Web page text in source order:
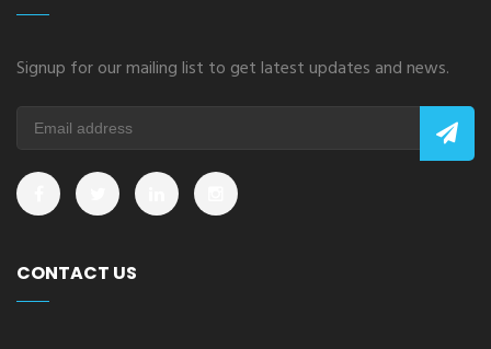
Signup for our mailing list to get latest updates and news.
CONTACT US